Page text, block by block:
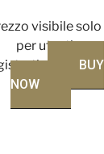
visibile solo
per utenti
BUY
NOW